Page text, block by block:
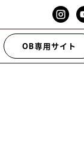
OB専用サイト